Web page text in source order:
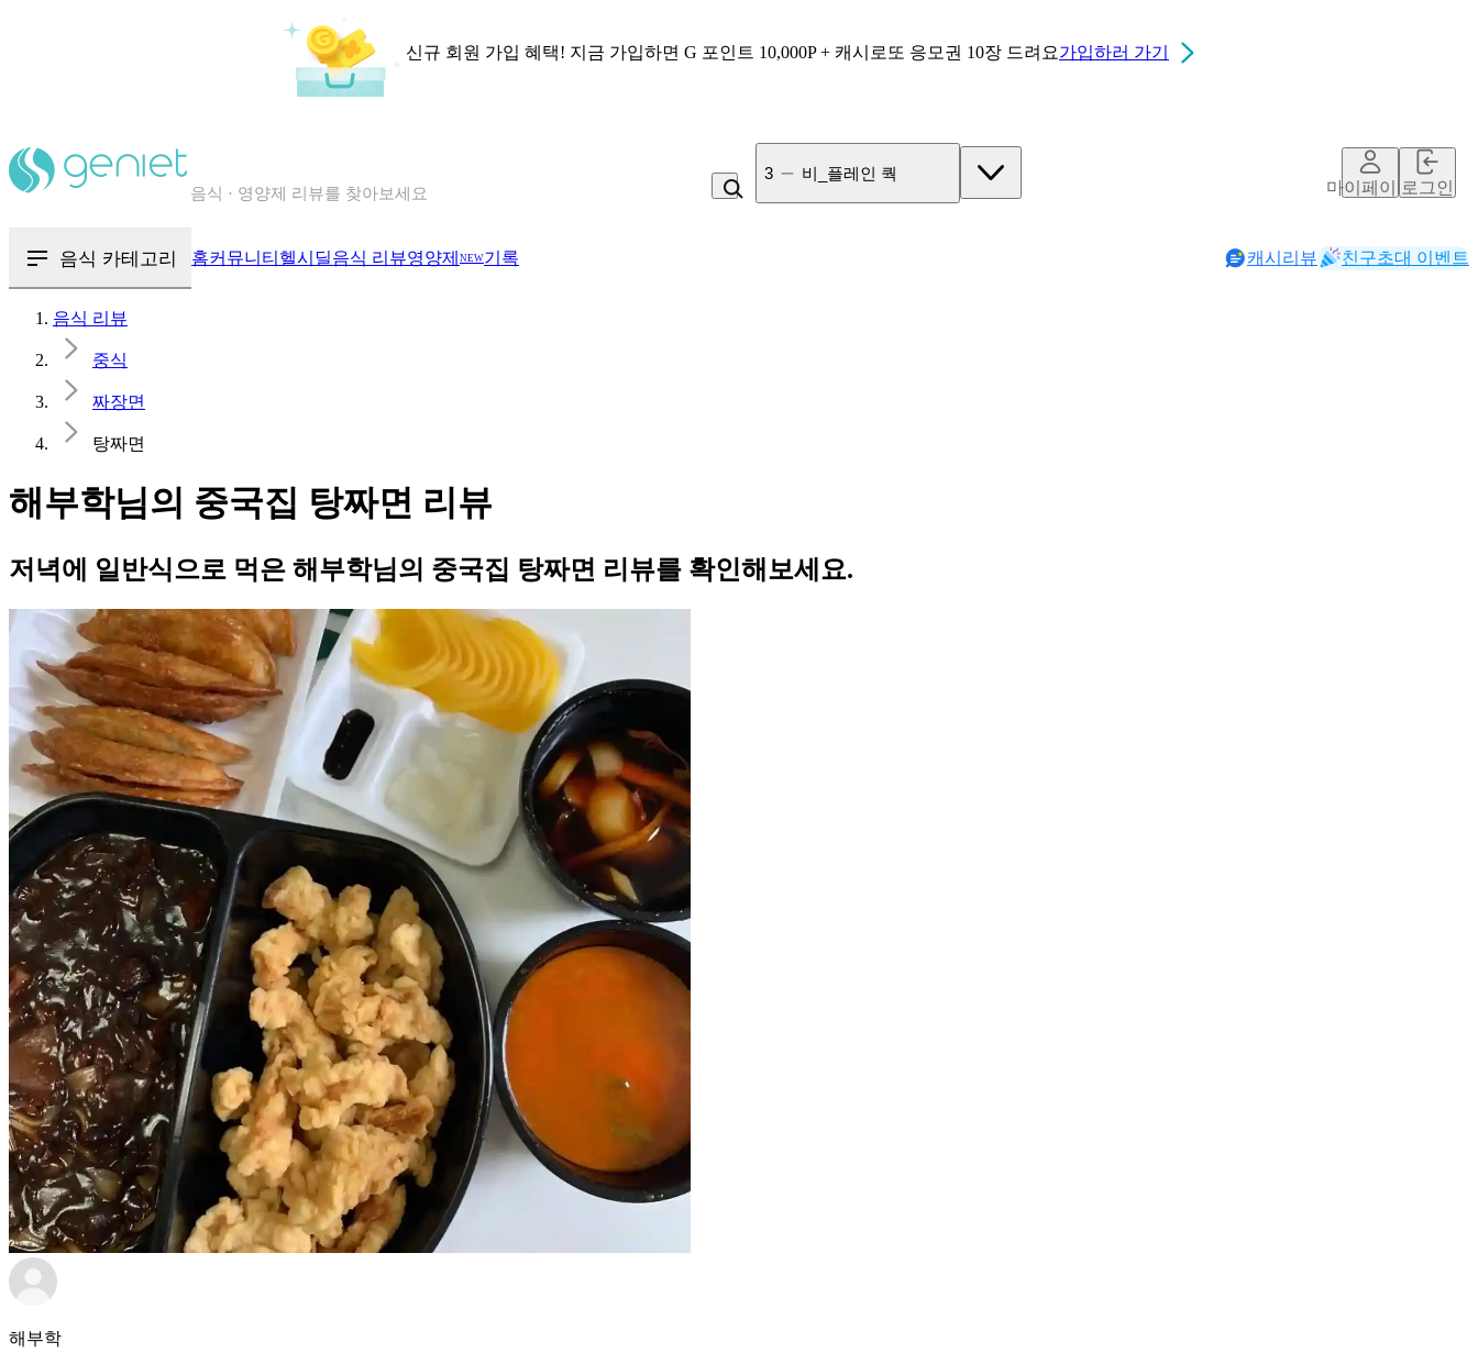
신규 회원 가입 혜택! 지금 가입하면 G 포인트 10,000P + 캐시로또 응모권 10장 드려요가입하러 가기
음식 · 영양제 리뷰를 찾아보세요
3 비_플레인 쿽
마이페이지로그인
음식 카테고리 홈커뮤니티 헬시딜음식 리뷰영양제 NEW기록 캐시리뷰 친구초대 이벤트
음식 리뷰
중식
짜장면
탕짜면
해부학님의 중국집 탕짜면 리뷰
저녁에 일반식으로 먹은 해부학님의 중국집 탕짜면 리뷰를 확인해보세요.
해부학